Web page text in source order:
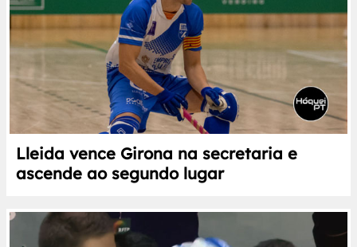
Lleida vence Girona na secretaria e
ascende ao segundo lugar